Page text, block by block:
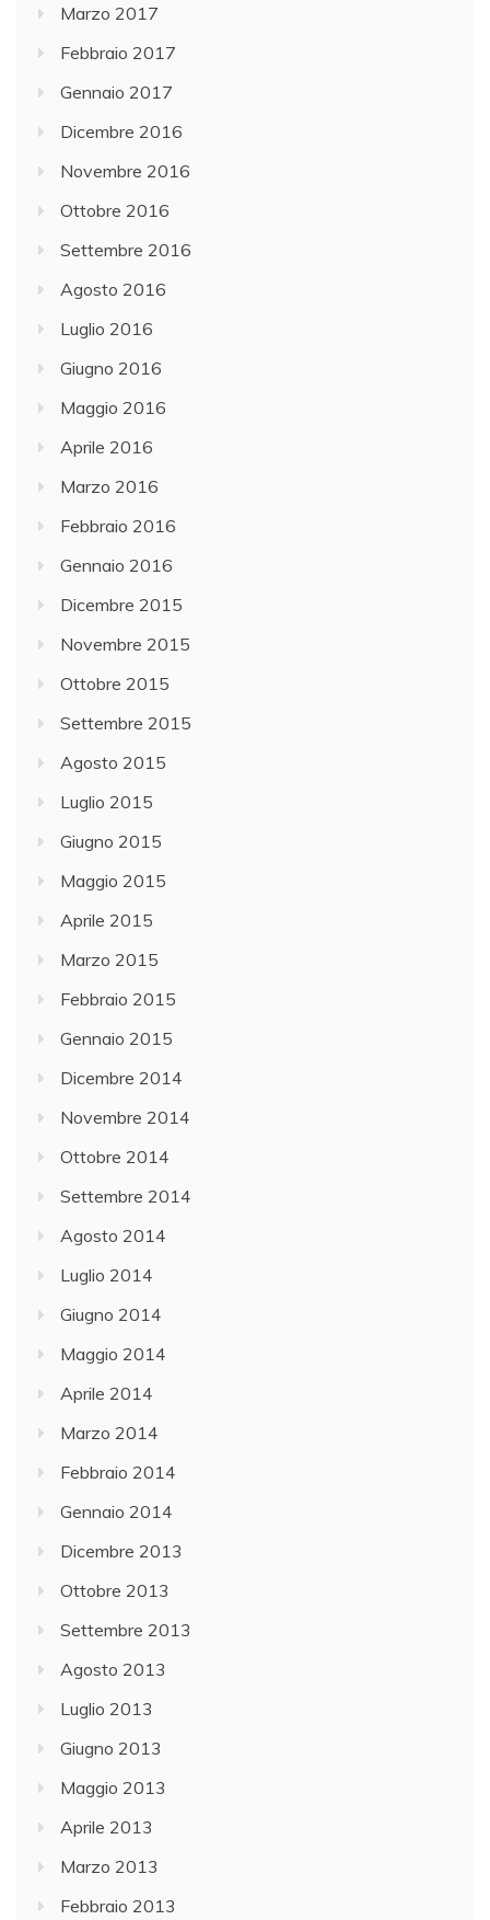
Marzo 2017
Febbraio 2017
Gennaio 2017
Dicembre 2016
Novembre 2016
Ottobre 2016
Settembre 2016
Agosto 2016
Luglio 2016
Giugno 2016
Maggio 2016
Aprile 2016
Marzo 2016
Febbraio 2016
Gennaio 2016
Dicembre 2015
Novembre 2015
Ottobre 2015
Settembre 2015
Agosto 2015
Luglio 2015
Giugno 2015
Maggio 2015
Aprile 2015
Marzo 2015
Febbraio 2015
Gennaio 2015
Dicembre 2014
Novembre 2014
Ottobre 2014
Settembre 2014
Agosto 2014
Luglio 2014
Giugno 2014
Maggio 2014
Aprile 2014
Marzo 2014
Febbraio 2014
Gennaio 2014
Dicembre 2013
Ottobre 2013
Settembre 2013
Agosto 2013
Luglio 2013
Giugno 2013
Maggio 2013
Aprile 2013
Marzo 2013
Febbraio 2013